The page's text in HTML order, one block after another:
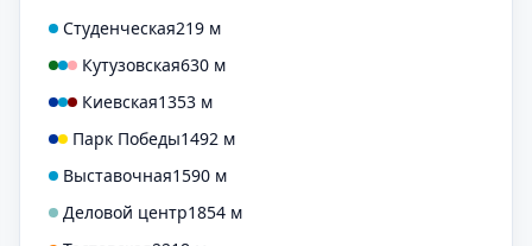
Студенческая219 м
Кутузовская630 м
Киевская1353 м
Парк Победы1492 м
Выставочная1590 м
Деловой центр1854 м